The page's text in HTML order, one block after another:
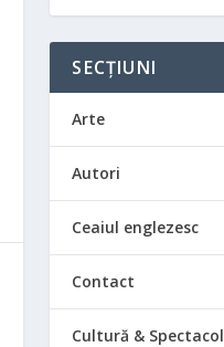
SECȚIUNI
Arte
Autori
Ceaiul englezesc
Contact
Cultură & Spectacol